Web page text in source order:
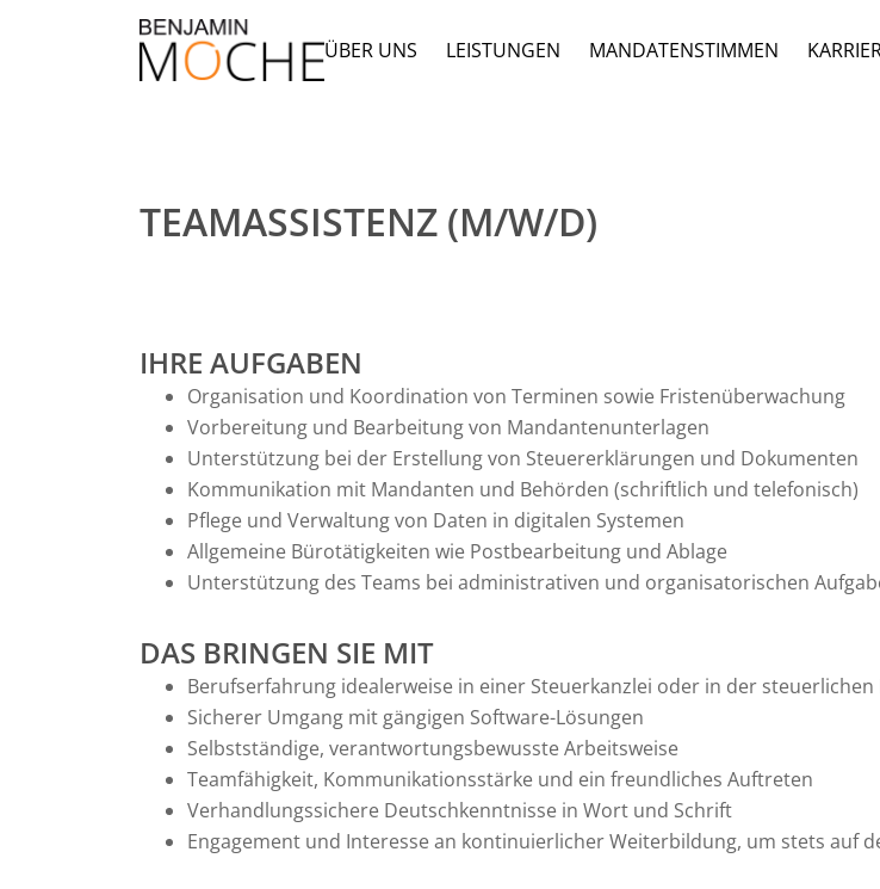
ÜBER UNS LEISTUNGEN MANDATENSTIMMEN
TEAMASSISTENZ (M/W/D)
IHRE AUFGABEN
Organisation und Koordination von Terminen sowie Fristenüberwachung
Vorbereitung und Bearbeitung von Mandantenunterlagen
Unterstützung bei der Erstellung von Steuererklärungen und Dokumenten
Kommunikation mit Mandanten und Behörden (schriftlich und telefonisch)
Pflege und Verwaltung von Daten in digitalen Systemen
Allgemeine Bürotätigkeiten wie Postbearbeitung und Ablage
Unterstützung des Teams bei administrativen und organisatorischen
DAS BRINGEN SIE MIT
Berufserfahrung idealerweise in einer Steuerkanzlei oder in der
Sicherer Umgang mit gängigen Software-Lösungen
Selbstständige, verantwortungsbewusste Arbeitsweise
Teamfähigkeit, Kommunikationsstärke und ein freundliches Auftreten
Verhandlungssichere Deutschkenntnisse in Wort und Schrift
Engagement und Interesse an kontinuierlicher Weiterbildung, um stets auf